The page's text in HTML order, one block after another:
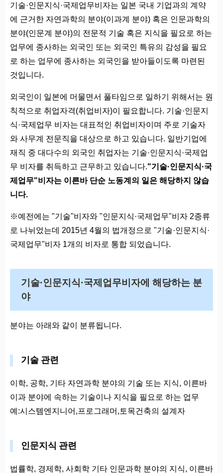
기술·인문지식·국제업무비자는 일본 국내 기업과의 계약
에 근거한 자연과학의 분야(이과계 분야) 혹은 인문과학의
분야(인문계 분야)의 전문적 기술 혹은 지식을 필요로 하는
업무에 종사하는 외국인 또는 외국인 특유의 감성을 필요
로 하는 업무에 종사하는 외국인을 받아들이도록 마련된
것입니다.
외국인이 일본에 머물면서 풀타임으로 일하기 위해서는 원
칙적으로 취업자격(취업비자)이 필요합니다. 기술·인문지
식·국제업무 비자는 대표적인 취업비자이며 주로 기술자
와 사무계 전문직을 대상으로 하고 있습니다. 일반기업에
재직 중 대다수의 외국인 취업자는 기술·인문지식·국제업
무 비자를 취득하고 근무하고 있습니다. "기술·인문지식·국
제업무"비자는 이른바 단순 노동계의 일은 해당하지 않습
니다.
※예전에는 "기술"비자와 "인문지식·국제업무"비자 2종류
로 나뉘었는데 2015년 4월의 법개정으로 "기술·인문지식·
국제업무"비자 1개의 비자로 통합 되었습니다.
기술·인문지식·국제업무비자에 해당하는 분
야
분야는 아래와 같이 분류됩니다.
기술 관련
이학, 공학, 기타 자연과학 분야의 기술 또는 지식, 이른바
이과 분야에 속하는 기술이나 지식을 필요로 하는 업무
예:시스템엔지니어,프로그래머,토목건축의 설계자
인문지식 관련
법률학, 경제학, 사회학 기타 인문과학 분야의 지식, 이른바